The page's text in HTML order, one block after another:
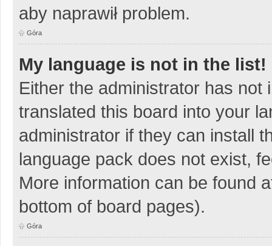
aby naprawił problem.
Góra
My language is not in the list!
Either the administrator has
translated this board into your
administrator if they can install
language pack does not exist,
More information can be found
bottom of board pages).
Góra